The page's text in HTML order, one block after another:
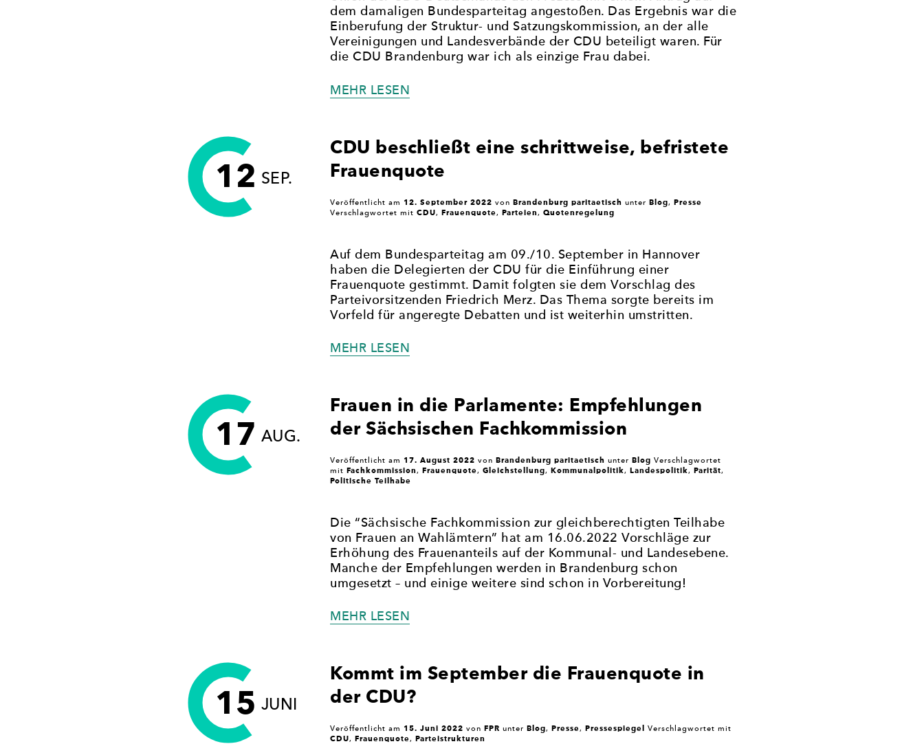
dem damaligen Bundesparteitag angestoßen. Das Ergebnis war die
Einberufung der Struktur- und Satzungskommission, an der alle
Vereinigungen und Landesverbände der CDU beteiligt waren. Für
die CDU Brandenburg war ich als einzige Frau dabei.
MEHR LESEN
KRISTY
AUGUSTIN
DIE
IHRER
PARTEI“
12 SEP.
CDU beschließt eine schrittweise, befristete
Frauenquote
Veröffentlicht am 12. September 2022 von Brandenburg paritaetisch unter Blog, Presse
Verschlagwortet mit CDU, Frauenquote, Parteien, Quotenregelung
Auf dem Bundesparteitag am 09./10. September in Hannover
haben die Delegierten der CDU für die Einführung einer
Frauenquote gestimmt. Damit folgten sie dem Vorschlag des
Parteivorsitzenden Friedrich Merz. Das Thema sorgte bereits im
Vorfeld für angeregte Debatten und ist weiterhin umstritten.
MEHR LESEN
EFRISTETE F
RAUENQUOTE“
17 AUG.
Frauen in die Parlamente: Empfehlungen
der Sächsischen Fachkommission
Veröffentlicht am 17. August 2022 von Brandenburg paritaetisch unter Blog Verschlagwortet
mit Fachkommission, Frauenquote, Gleichstellung, Kommunalpolitik, Landespolitik, Parität,
Politische Teilhabe
Die “Sächsische Fachkommission zur gleichberechtigten Teilhabe
von Frauen an Wahlämtern” hat am 16.06.2022 Vorschläge zur
Erhöhung des Frauenanteils auf der Kommunal- und Landesebene.
Manche der Empfehlungen werden in Brandenburg schon
umgesetzt – und einige weitere sind schon in Vorbereitung!
MEHR LESEN
EMPFEHLUNGEN
DER
FACHKOMMISSION“
15 JUNI
Kommt im September die Frauenquote in
der CDU?
Veröffentlicht am 15. Juni 2022 von FPR unter Blog, Presse, Pressespiegel Verschlagwortet mit
CDU, Frauenquote, Parteistrukturen